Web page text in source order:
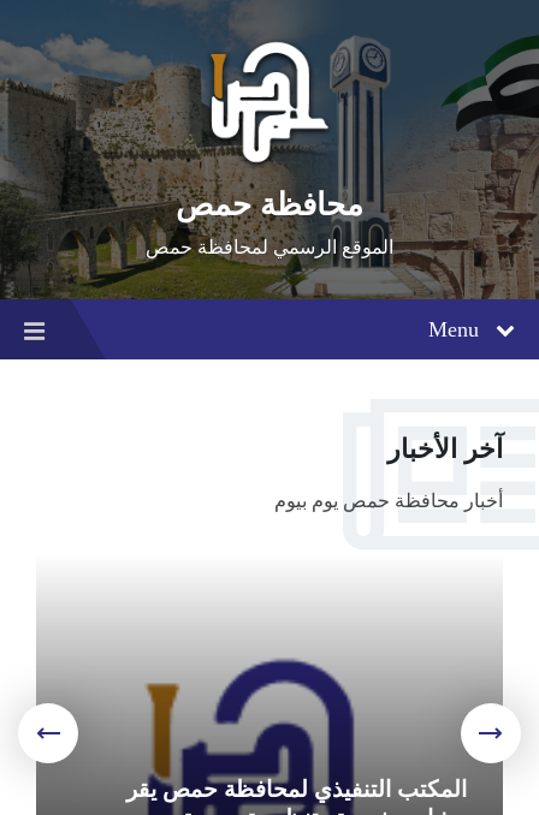
to
content
to
main
navigation
to
footer
محافظة حمص
الموقع الرسمي لمحافظة حمص
Menu
آخر الأخبار
أخبار محافظة حمص يوم بيوم
المكتب التنفيذي لمحافظة حمص يقر